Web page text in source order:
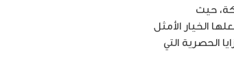
حيث
الخيار الأمثل
الحصرية التي